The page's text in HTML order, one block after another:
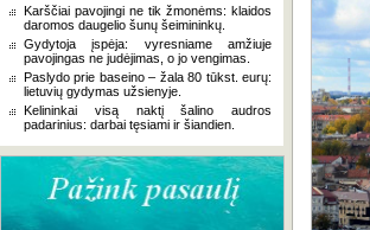
Karščiai pavojingi ne tik žmonėms: klaidos
daromos daugelio šunų šeimininkų.
Gydytoja įspėja: vyresniame amžiuje
pavojingas ne judėjimas, o jo vengimas.
Paslydo prie baseino – žala 80 tūkst. eurų:
lietuvių gydymas užsienyje.
Kelininkai visą naktį šalino audros
padarinius: darbai tęsiami ir šiandien.